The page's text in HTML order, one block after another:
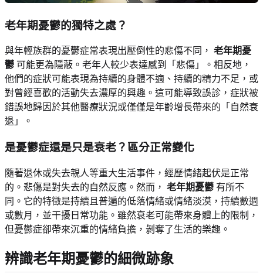
老年期憂鬱的獨特之處？
與年輕族群的憂鬱症常表現出壓倒性的悲傷不同， 老年期憂
鬱 可能更為隱蔽。老年人較少表達感到「悲傷」。相反地，
他們的症狀可能表現為持續的身體不適、持續的精力不足，或
對曾經喜歡的活動失去濃厚的興趣。這可能導致誤診，症狀被
錯誤地歸因於其他醫療狀況或僅僅是年齡增長帶來的「自然衰
退」。
是憂鬱症還是只是衰老？區分正常變化
隨著退休或失去親人等重大生活事件，經歷情緒起伏是正常
的。悲傷是對失去的自然反應。然而， 老年期憂鬱 有所不
同。它的特徵是持續且普遍的低落情緒或情緒淡漠，持續數週
或數月，並干擾日常功能。雖然衰老可能帶來身體上的限制，
但憂鬱症卻帶來沉重的情緒負擔，剝奪了生活的樂趣。
辨識老年期憂鬱的細微跡象